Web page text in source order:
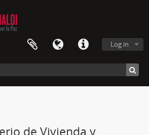
Log in
de Vivienda y